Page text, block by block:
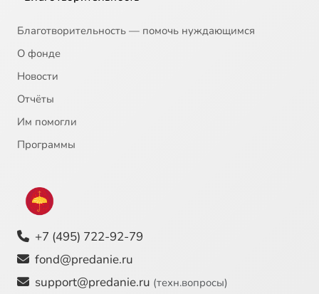
Благотворительность — помочь нуждающимся
О фонде
Новости
Отчёты
Им помогли
Программы
+7 (495) 722-92-79
fond@predanie.ru
support@predanie.ru (техн.вопросы)